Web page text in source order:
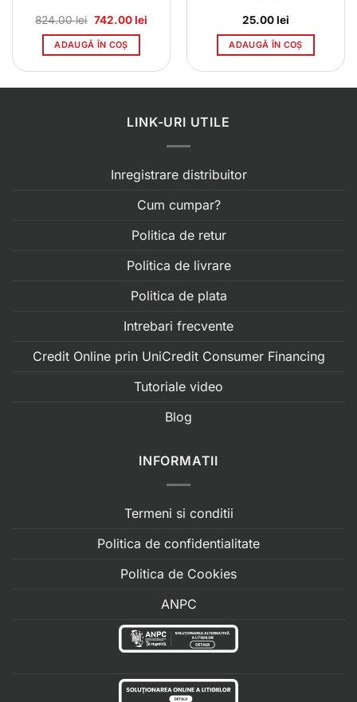
824.00lei Prețul
a
fost:
742.00leiPrețul
ADAUGĂ ÎN COȘ
25.00lei
ADAUGĂ ÎN COȘ
LINK-URI UTILE
Inregistrare distribuitor
Cum cumpar?
Politica de retur
Politica de livrare
Politica de plata
Intrebari frecvente
Credit Online prin UniCredit Consumer Financing
Tutoriale video
Blog
INFORMATII
Termeni si conditii
Politica de confidentialitate
Politica de Cookies
ANPC